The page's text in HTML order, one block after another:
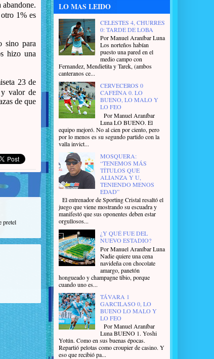
1% es
sino para
hizo una
23 de
y valor de
de que
pretel
LO MAS LEIDO
CELESTES 4, CHURRES
0: TARDE DE LOBA
Por Manuel Araníbar Luna
Los norteños habían
puesto una pared en el
medio campo con
Fernandez, Mendietita y Tarek, (ambos
canteranos ce...
CERVECEROS 0
CAFEÍNA 0. LO
BUENO, LO MALO Y
LO FEO
Por Manuel Araníbar
Luna LO BUENO. El
equipo mejoró. No al cien por ciento, pero
por lo menos es su segundo partido con la
valla invict...
MOSQUERA:
“TENEMOS MÁS
TÍTULOS QUE
ALIANZA Y U,
TENIENDO MENOS
EDAD”
El entrenador de Sporting Cristal resaltó el
juego que viene mostrando su escuadra y
manifestó que sus oponentes deben estar
orgullosos...
¿Y QUÉ FUE DEL
NUEVO ESTADIO?
Por Manuel Araníbar Luna
Nadie quiere una cena
navideña con chocolate
amargo, panetón
hongueado y champagne tibio, porque
cuando uno es...
TÁVARA 1
GARCILASO 0, LO
BUENO LO MALO Y
LO FEO
Por Manuel Araníbar
Luna BUENO 1. Yoshi
Yotún. Como en sus buenas épocas.
Repartió pelotas como croupier de casino. Y
eso que recibió pa...